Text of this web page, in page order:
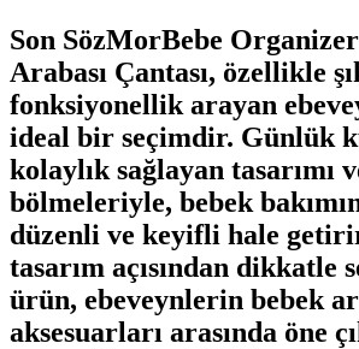
Son SözMorBebe
Arabası Çantası, özellikle
fonksiyonellik arayan
ideal bir seçimdir. Günlük
kolaylık sağlayan tasarımı
bölmeleriyle, bebek
düzenli ve keyifli hale
tasarım açısından dikkatle
ürün, ebeveynlerin bebek
aksesuarları arasında öne